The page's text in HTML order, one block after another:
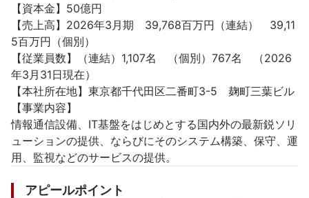
【資本金】50億円
【売上高】2026年3月期　39,768百万円（連結）　39,11
5百万円（個別）
【従業員数】（連結）1,107名　（個別）767名　（2026
年3月31日現在）
【本社所在地】東京都千代田区二番町3-5　麹町三葉ビル
【事業内容】
情報通信設備、IT基盤をはじめとする国内外の最新鋭ソリ
ューションの提供、ならびにそのシステム構築、保守、運
用、監視などのサービスの提供。
アピールポイント